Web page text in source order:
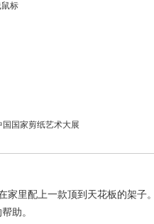
标
国国家剪纸艺术大展
里配上一款顶到天花板的架子
助。